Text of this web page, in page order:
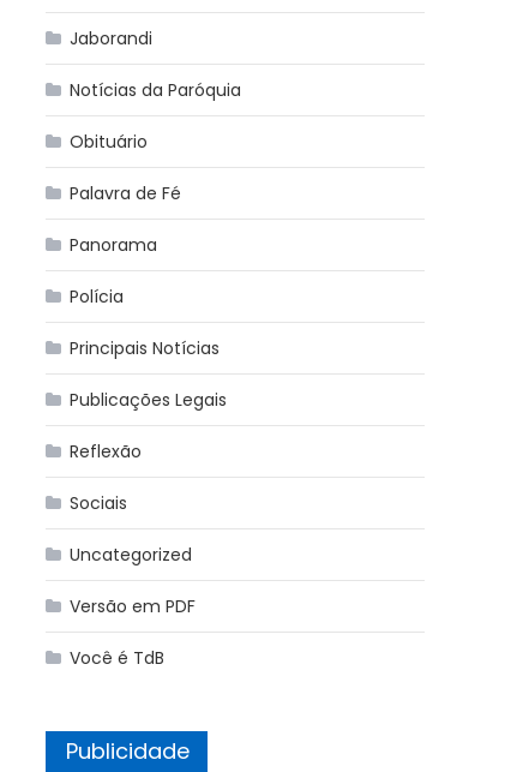
Jaborandi
Notícias da Paróquia
Obituário
Palavra de Fé
Panorama
Polícia
Principais Notícias
Publicações Legais
Reflexão
Sociais
Uncategorized
Versão em PDF
Você é TdB
Publicidade